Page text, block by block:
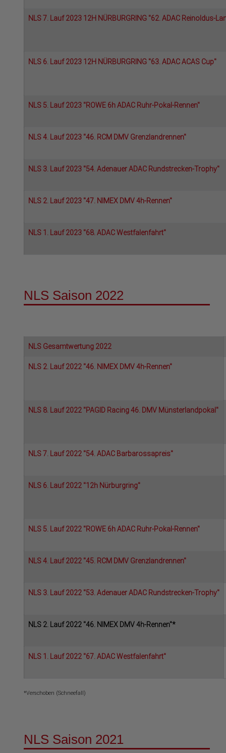
NLS 7. Lauf 2023 12H NÜRBURGRING "62. ADAC Reinoldus-
NLS 6. Lauf 2023 12H NÜRBURGRING "63. ADAC ACAS Cup"
NLS 5. Lauf 2023 "ROWE 6h ADAC Ruhr-Pokal-Rennen"
NLS 4. Lauf 2023 "46. RCM DMV Grenzlandrennen"
NLS 3. Lauf 2023 "54. Adenauer ADAC Rundstrecken-Trophy"
NLS 2. Lauf 2023 "47. NIMEX DMV 4h-Rennen"
NLS 1. Lauf 2023 "68. ADAC Westfalenfahrt"
NLS Saison 2022
NLS Gesamtwertung 2022
NLS 2. Lauf 2022 "46. NIMEX DMV 4h-Rennen"
NLS 8. Lauf 2022 "PAGID Racing 46. DMV Münsterlandpokal"
NLS 7. Lauf 2022 "54. ADAC Barbarossapreis"
NLS 6. Lauf 2022 "12h Nürburgring"
NLS 5. Lauf 2022 "ROWE 6h ADAC Ruhr-Pokal-Rennen"
NLS 4. Lauf 2022 "45. RCM DMV Grenzlandrennen"
NLS 3. Lauf 2022 "53. Adenauer ADAC Rundstrecken-Trophy"
NLS 2. Lauf 2022 "46. NIMEX DMV 4h-Rennen"*
NLS 1. Lauf 2022 "67. ADAC Westfalenfahrt"
*Verschoben (Schneefall)
NLS Saison 2021